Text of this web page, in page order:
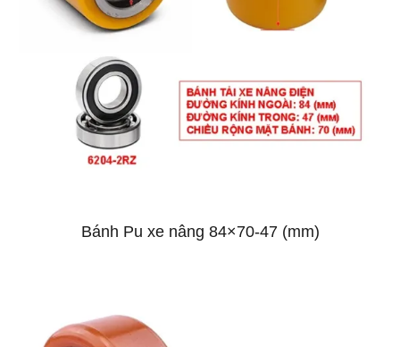
Bánh Pu xe nâng 84×70-47 (mm)